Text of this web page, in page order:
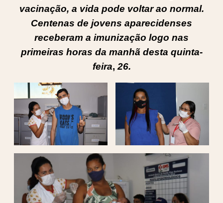
vacinação, a vida pode voltar ao normal.
Centenas de jovens aparecidenses
receberam a imunização logo nas
primeiras horas da manhã desta quinta-
feira, 26.